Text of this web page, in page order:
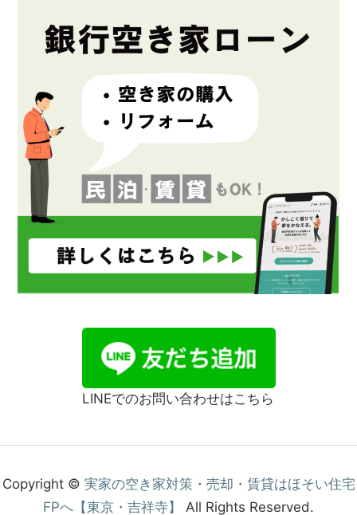
LINEでのお問い合わせはこちら
Copyright © 実家の空き家対策・売却・賃貸はほそい住宅
FPへ【東京・吉祥寺】
All Rights Reserved.